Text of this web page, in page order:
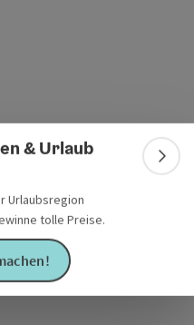
& Urlaub
Urlaubsregion
tolle Preise.